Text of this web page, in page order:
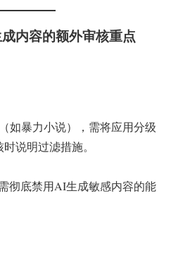
内容的额外审核重点
如暴力小说），需将应用分级
说明过滤措施。
彻底禁用AI生成敏感内容的能